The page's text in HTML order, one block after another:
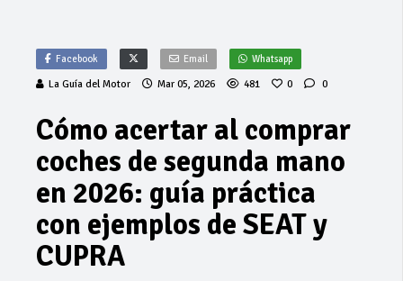
Facebook Email Whatsapp
La Guía del Motor Mar 05, 2026 481 0 0
Cómo acertar al comprar
coches de segunda mano
en 2026: guía práctica
con ejemplos de SEAT y
CUPRA